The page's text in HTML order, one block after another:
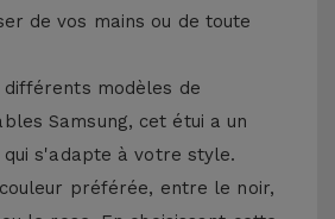
de vos mains ou de toute
modèles de
Samsung, cet étui a un
s'adapte à votre style.
préférée, entre le noir,